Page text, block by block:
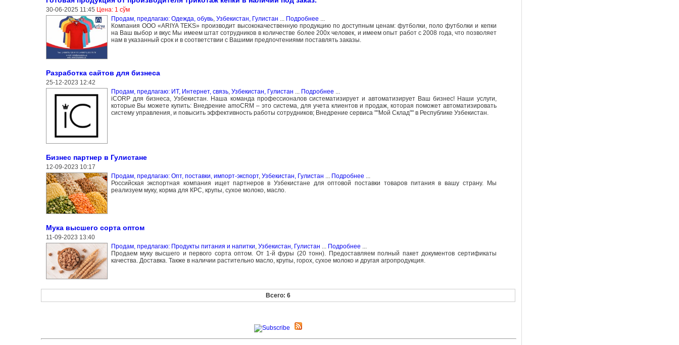
30-06-2025 11:45 Цена: 1 сўм
Продам, предлагаю: Одежда, обувь, Узбекистан, Гулистан ... Подробнее ...
Компания OOO «ARIYA TEKS» производит высококачественную продукцию по доступным ценам: футболки, поло футболки и кепки
на Ваш выбор и вкус Мы имеем штат сотрудников в количестве более 200х человек, и имеем опыт работ с 2008 года, что позволяет
нам в указанный срок и в соответствии с Вашими предпочтениями поставлять заказы.
Разработка сайтов для бизнеса
25-12-2023 12:42
Продам, предлагаю: ИТ, Интернет, связь, Узбекистан, Гулистан Подробнее
iCORP для бизнеса, Узбекистан. Наша команда профессионалов систематизирует и автоматизирует Ваш бизнес! Наши услуги,
которые Вы можете купить: Внедрение amoCRM – это система, для учета клиентов и продаж, которая поможет автоматизировать
систему управления, и повысить эффективность работы сотрудников; Внедрение сервиса ""Мой Склад"" в Республике Узбекистан.
Бизнес партнер в Гулистане
12-09-2023 10:17
Продам, предлагаю: Опт, поставки, импорт-экспорт, Узбекистан, Гулистан ... Подробнее ...
Российская экспортная компания ищет партнеров в Узбекистане для оптовой поставки товаров питания в вашу страну. Мы
реализуем муку, корма для КРС, крупы, сухое молоко, масло.
Мука высшего сорта оптом
11-09-2023 13:40
Продам, предлагаю: Продукты питания и напитки, Узбекистан, Гулистан ... Подробнее ...
Продаем муку высшего и первого сорта оптом. От 1-й фуры (20 тонн). Предоставляем полный пакет документов сертификаты
качества. Доставка. Также в наличии растительно масло, крупы, горох, сухое молоко и другая агропродукция.
Всего: 6